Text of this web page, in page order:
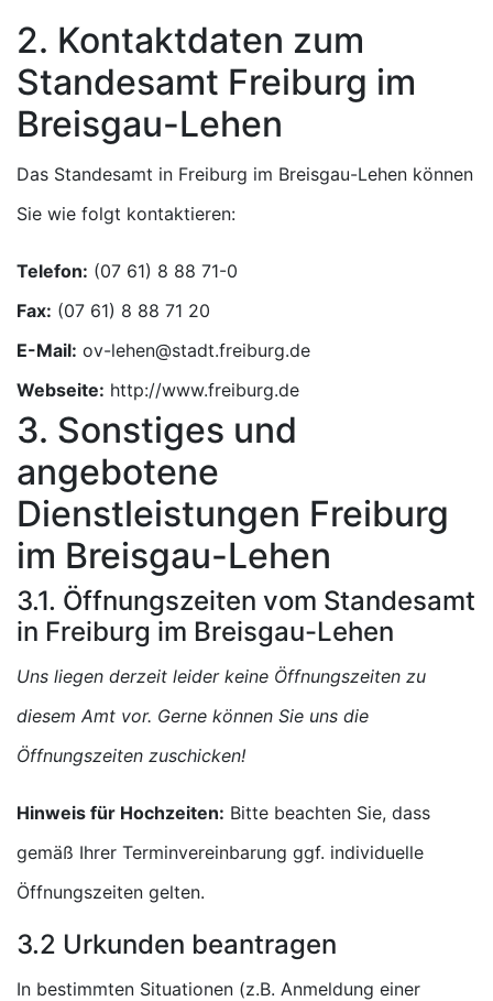
2. Kontaktdaten zum
Standesamt Freiburg im
Breisgau-Lehen
Das Standesamt in Freiburg im Breisgau-Lehen können
Sie wie folgt kontaktieren:
Telefon:
Fax:
E-Mail:
Webseite: http://www.freiburg.de
3. Sonstiges und
angebotene
Dienstleistungen Freiburg
im Breisgau-Lehen
3.1. Öffnungszeiten vom Standesamt
in Freiburg im Breisgau-Lehen
Uns liegen derzeit leider keine Öffnungszeiten zu
diesem Amt vor. Gerne können Sie uns die
Öffnungszeiten zuschicken!
Hinweis für Hochzeiten: Bitte beachten Sie, dass
gemäß Ihrer Terminvereinbarung ggf. individuelle
Öffnungszeiten gelten.
3.2 Urkunden beantragen
In bestimmten Situationen (z.B. Anmeldung einer